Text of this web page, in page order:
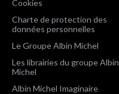
Cookies
Charte de protection des
données personnelles
Le Groupe Albin Michel
Les librairies du groupe Albin
Michel
Albin Michel Imaginaire